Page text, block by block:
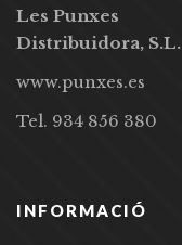
Les Punxes
Distribuidora, S.L.
www.punxes.es
Tel. 934 856 380
INFORMACIÓ